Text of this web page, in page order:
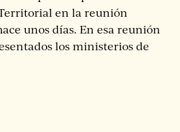
en la reunión
unos días. En esa reunión
los ministerios de